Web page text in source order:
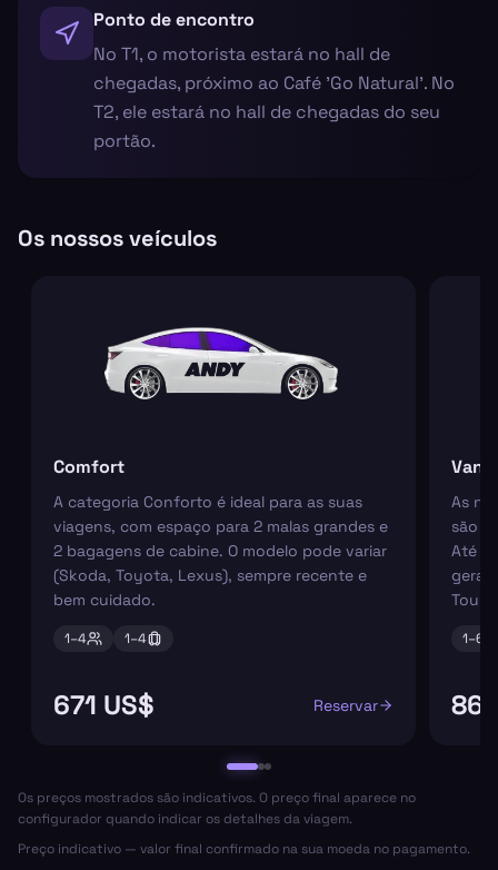
Ponto de encontro
No T1, o motorista estará no hall de
chegadas, próximo ao Café 'Go Natural'. No
T2, ele estará no hall de chegadas do seu
portão.
Os nossos veículos
Comfort
A categoria Conforto é ideal para as suas
viagens, com espaço para 2 malas grandes e
2 bagagens de cabine. O modelo pode variar
(Skoda, Toyota, Lexus), sempre recente e
bem cuidado.
1–4 1–4
671 US$ Reservar
Van
As
são
Até 6
1–6
Os preços mostrados são indicativos. O preço final aparece no
configurador quando indicar os detalhes da viagem.
Preço indicativo — valor final confirmado na sua moeda no pagamento.